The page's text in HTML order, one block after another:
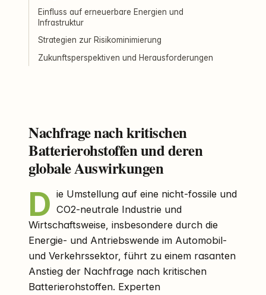
Einfluss auf erneuerbare Energien und
Infrastruktur
Strategien zur Risikominimierung
Zukunftsperspektiven und Herausforderungen
Nachfrage nach kritischen
Batterierohstoffen und deren
globale Auswirkungen
D ie Umstellung auf eine nicht-fossile und
CO2-neutrale Industrie und
Wirtschaftsweise, insbesondere durch die
Energie- und Antriebswende im Automobil-
und Verkehrssektor, führt zu einem rasanten
Anstieg der Nachfrage nach kritischen
Batterierohstoffen. Experten